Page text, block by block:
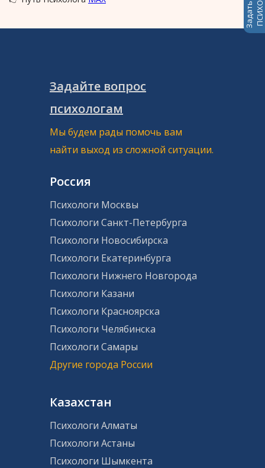
Задайте вопрос
психологам
Мы будем рады помочь вам
найти выход из сложной ситуации.
Россия
Психологи Москвы
Психологи Санкт-Петербурга
Психологи Новосибирска
Психологи Екатеринбурга
Психологи Нижнего Новгорода
Психологи Казани
Психологи Красноярска
Психологи Челябинска
Психологи Самары
Другие города России
Казахстан
Психологи Алматы
Психологи Астаны
Психологи Шымкента